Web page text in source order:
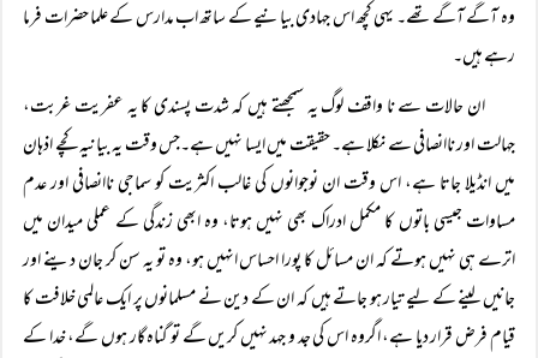
وہ آگے آگے تھے۔ یہی کچھ اس جہادی بیانیے کے ساتھ اب مدارس کے علما حضرات فرما
رہے ہیں۔
ان حالات سے نا واقف لوگ یہ سمجھتے ہیں کہ شدت پسندی کا یہ عفریت غربت،
جہالت اور ناانصافی سے نکلا ہے۔ حقیقت میں ایسا نہیں ہے۔جس وقت یہ بیانیہ کچے اذہان
میں انڈیلا جاتا ہے، اس وقت ان نوجوانوں کی غالب اکثریت کو سماجی ناانصافی اور عدم
مساوات جیسی باتوں کا مکمل ادراک بھی نہیں ہوتا، وہ ابھی زندگی کے عملی میدان میں
اترے ہی نہیں ہوتے کہ ان مسائل کا پورا احساس انہیں ہو، وہ تو یہ سن کر جان دینے اور
جانیں لینے کے لیے تیار ہو جاتے ہیں کہ ان کے دین نے مسلمانوں پر ایک عالمی خلافت کا
قیام فرض قرار دیا ہے، اگروہ اس کی جد و جہد نہیں کریں گے تو گناہ گار ہوں گے، خدا کے